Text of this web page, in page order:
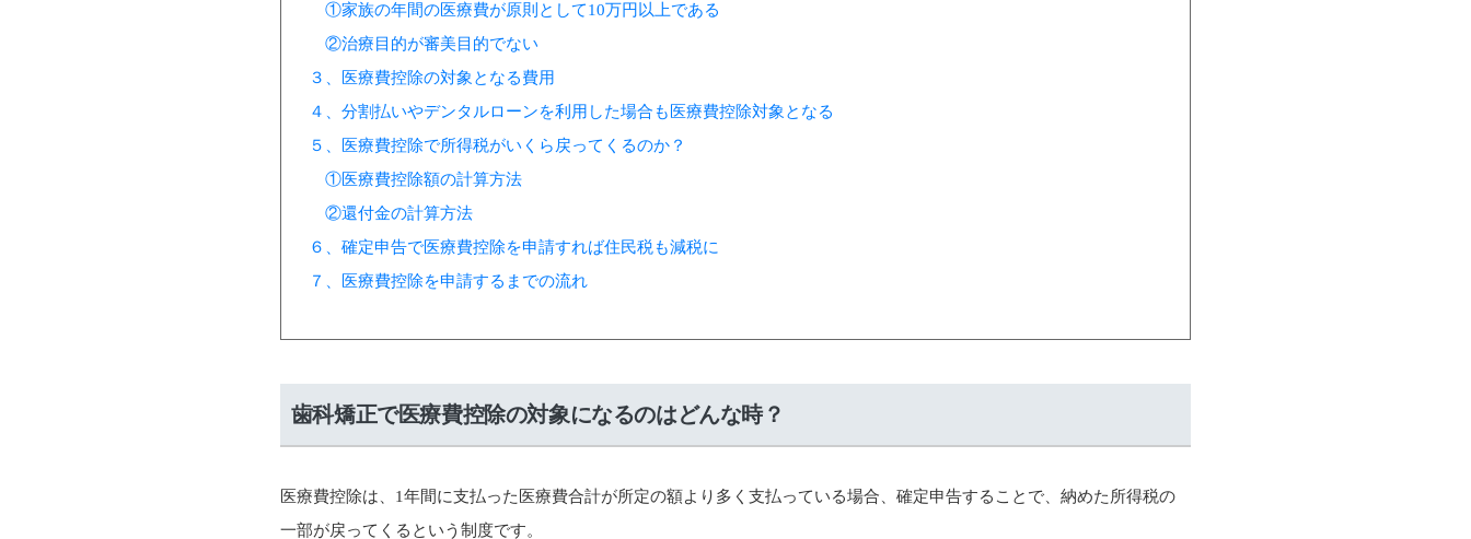
①家族の年間の医療費が原則として10万円以上である
②治療目的が審美目的でない
３、医療費控除の対象となる費用
４、分割払いやデンタルローンを利用した場合も医療費控除対象となる
５、医療費控除で所得税がいくら戻ってくるのか？
①医療費控除額の計算方法
②還付金の計算方法
６、確定申告で医療費控除を申請すれば住民税も減税に
７、医療費控除を申請するまでの流れ
歯科矯正で医療費控除の対象になるのはどんな時？
医療費控除は、1年間に支払った医療費合計が所定の額より多く支払っている場合、確定申告することで、納めた所得税の
一部が戻ってくるという制度です。